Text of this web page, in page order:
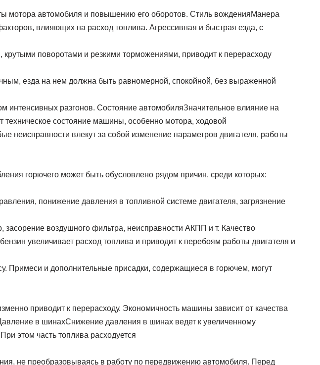
мотора автомобиля и повышению его оборотов. Стиль вожденияМанера
влияющих на расход топлива. Агрессивная и быстрая езда, с
крутыми поворотами и резкими торможениями, приводит к перерасходу
езда на нем должна быть равномерной, спокойной, без выраженной
интенсивных разгонов. Состояние автомобиляЗначительное влияние на
техническое состояние машины, особенно мотора, ходовой
неисправности влекут за собой изменение параметров двигателя, работы
горючего может быть обусловлено рядом причин, среди которых:
понижение давления в топливной системе двигателя, загрязнение
засорение воздушного фильтра, неисправности АКПП и т. Качество
увеличивает расход топлива и приводит к перебоям работы двигателя и
Примеси и дополнительные присадки, содержащиеся в горючем, могут
приводит к перерасходу. Экономичность машины зависит от качества
в шинахСнижение давления в шинах ведет к увеличенному
этом часть топлива расходуется
не преобразовываясь в работу по передвижению автомобиля. Перед